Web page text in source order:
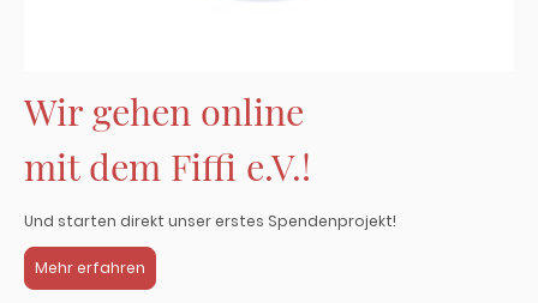
Wir gehen online
mit dem Fiffi e.V.!
Und starten direkt unser erstes Spendenprojekt!
Mehr erfahren